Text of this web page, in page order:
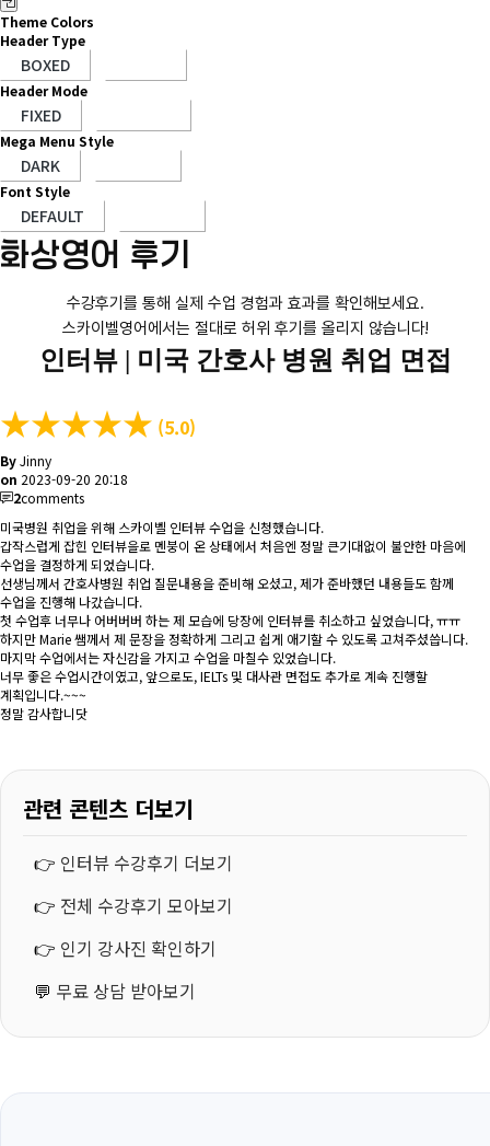
Theme Colors
Header Type
Header Mode
Mega Menu Style
Font Style
화상영어 후기
수강후기를 통해 실제 수업 경험과 효과를 확인해보세요.
스카이벨영어에서는 절대로 허위 후기를 올리지 않습니다!
인터뷰 | 미국 간호사 병원 취업 면접
★★★★★ (5.0)
ByJinny
on 2023-09-20 20:18
2comments
미국병원 취업을 위해 스카이벨 인터뷰 수업을 신청했습니다.
갑작스럽게 잡힌 인터뷰을로 멘붕이 온 상태에서 처음엔 정말 큰기대없이 불안한 마음에
수업을 결정하게 되었습니다.
선생님께서 간호사병원 취업 질문내용을 준비해 오셨고, 제가 준바했던 내용들도 함께
수업을 진행해 나갔습니다.
첫 수업후 너무나 어버버버 하는 제 모습에 당장에 인터뷰를 취소하고 싶었습니다, ㅠㅠ
하지만 Marie 쌤께서 제 문장을 정확하게 그리고 쉽게 애기할 수 있도록 고쳐주셨씁니다.
마지막 수업에서는 자신감을 가지고 수업을 마칠수 있었습니다.
너무 좋은 수업시간이였고, 앞으로도, IELTs 및 대사관 면접도 추가로 계속 진행할
계획입니다.~~~
정말 감사합니닷
관련 콘텐츠 더보기
👉 인터뷰 수강후기 더보기
👉 전체 수강후기 모아보기
👉 인기 강사진 확인하기
💬 무료 상담 받아보기